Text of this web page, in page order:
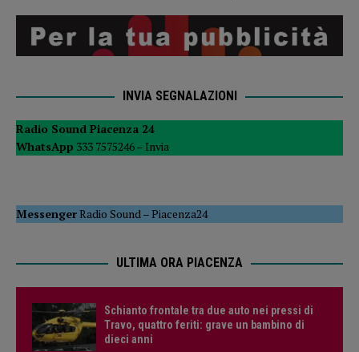
INVIA SEGNALAZIONI
Radio Sound Piacenza 24
WhatsApp 333 7575246 – Invia
MessengerRadio Sound–Piacenza24
ULTIMA ORA PIACENZA
Schianto frontale tra due auto nei pressi di
Travo, quattro feriti: grave un bambino di
dieci anni